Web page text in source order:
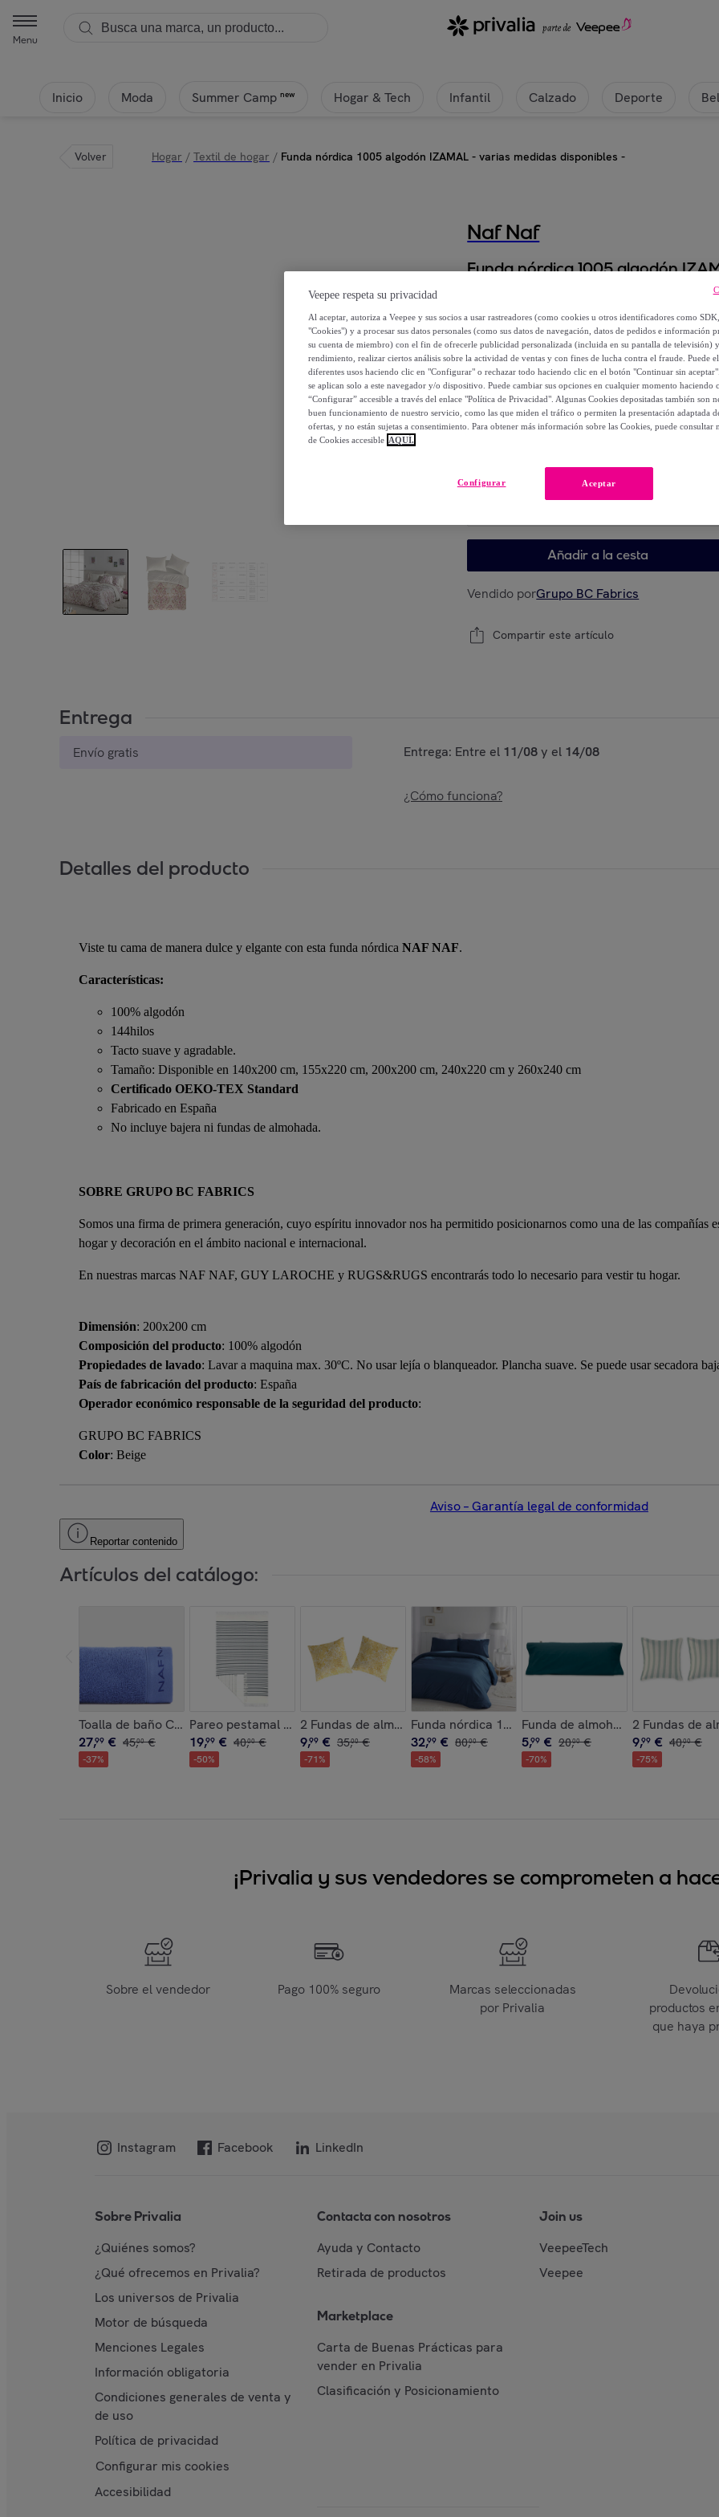
Menu
Inicio Moda Summer Camp new Hogar & Tech Infantil Calzado Deporte
Volver Hogar / Textil de hogar / Funda nórdica 1005 algodón IZAMAL - varias medidas disponibles -
Naf Naf
Funda nórdica 1005 algodón
37,99 €
90,00 €
-57 %
Añadir a la cesta
Vendido porGrupo BC Fabrics
Compartir este artículo
Entrega
Envío gratis Entrega: Entre el 11/08y el 14/08
¿Cómo funciona?
Detalles del producto
Viste tu cama de manera dulce y elgante con esta funda nórdica NAF NAF.
Características:
100% algodón
144hilos
Tacto suave y agradable.
Tamaño: Disponible en 140x200 cm, 155x220 cm, 200x200 cm, 240x220 cm y 260x240 cm
Certificado OEKO-TEX Standard
Fabricado en España
No incluye bajera ni fundas de almohada.
SOBRE GRUPO BC FABRICS
Somos una firma de primera generación, cuyo espíritu innovador nos ha permitido posicionarnos como una de las compañías
hogar y decoración en el ámbito nacional e internacional.
En nuestras marcas NAF NAF, GUY LAROCHE y RUGS&RUGS encontrarás todo lo necesario para vestir tu hogar.
Dimensión: 200x200 cm
Composición del producto: 100% algodón
Propiedades de lavado: Lavar a maquina max. 30ºC. No usar lejía o blanqueador. Plancha suave. Se puede usar secadora
País de fabricación del producto: España
Operador económico responsable de la seguridad del producto:
GRUPO BC FABRICS
Color: Beige
Aviso – Garantía legal de conformidad
Reportar contenido
Artículos del catálogo:
Toalla de baño CASUAL azul mar 100x150 cm - 100% algodón -
27,99 € 45,00 €
-37%
Pareo pestamal de playa SANTORINI 90x170 cm
19,99 € 40,00 €
-50%
2 Fundas de almohada 100%algodón KASAI B multicolor - 65x65 cm
9,99 € 35,00 €
-71%
Funda nórdica 100% algodón CASUAL - varias
32,99 € 80,00 €
-58%
Funda de almohada 100%
5,99 € 20,00 €
-70%
2 Fundas de
9,99 € 40,00 €
-75%
¡Privalia y sus vendedores se comprometen a
Sobre el vendedor Pago 100% seguro
Marcas seleccionadas
por Privalia
productos
que haya
Instagram Facebook LinkedIn
Sobre Privalia
¿Quiénes somos?
¿Qué ofrecemos en Privalia?
Los universos de Privalia
Motor de búsqueda
Menciones Legales
Información obligatoria
Condiciones generales de venta y
de uso
Política de privacidad
Configurar mis cookies
Accesibilidad
Contacta con nosotros
Ayuda y Contacto
Retirada de productos
Marketplace
Carta de Buenas Prácticas para
vender en Privalia
Clasificación y Posicionamiento
Join us
VeepeeTech
Veepee
Veepee respeta su privacidad
Al aceptar, autoriza a Veepee y sus socios a usar rastreadores (como cookies u otros identificadores como
"Cookies") y a procesar sus datos personales (como sus datos de navegación, datos de pedidos e información
su cuenta de miembro) con el fin de ofrecerle publicidad personalizada (incluida en su pantalla de televisión)
rendimiento, realizar ciertos análisis sobre la actividad de ventas y con fines de lucha contra el fraude. Puede
diferentes usos haciendo clic en "Configurar" o rechazar todo haciendo clic en el botón "Continuar sin
se aplican solo a este navegador y/o dispositivo. Puede cambiar sus opciones en cualquier momento haciendo
“Configurar” accesible a través del enlace "Política de Privacidad". Algunas Cookies depositadas también son
buen funcionamiento de nuestro servicio, como las que miden el tráfico o permiten la presentación adaptada
ofertas, y no están sujetas a consentimiento. Para obtener más información sobre las Cookies, puede consultar
de Cookies accesible AQUÍ.
Aceptar
Configurar